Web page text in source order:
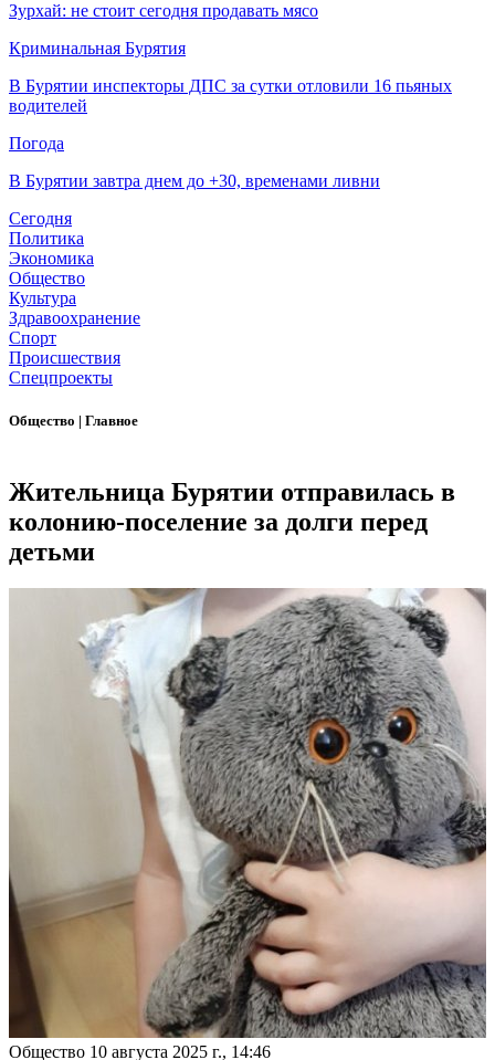
Зурхай: не стоит сегодня продавать мясо
Криминальная Бурятия
В Бурятии инспекторы ДПС за сутки отловили 16 пьяных
водителей
Погода
В Бурятии завтра днем до +30, временами ливни
Сегодня
Политика
Экономика
Общество
Культура
Здравоохранение
Спорт
Происшествия
Спецпроекты
Общество | Главное
Жительница Бурятии отправилась в
колонию-поселение за долги перед
детьми
Общество 10 августа 2025 г., 14:46